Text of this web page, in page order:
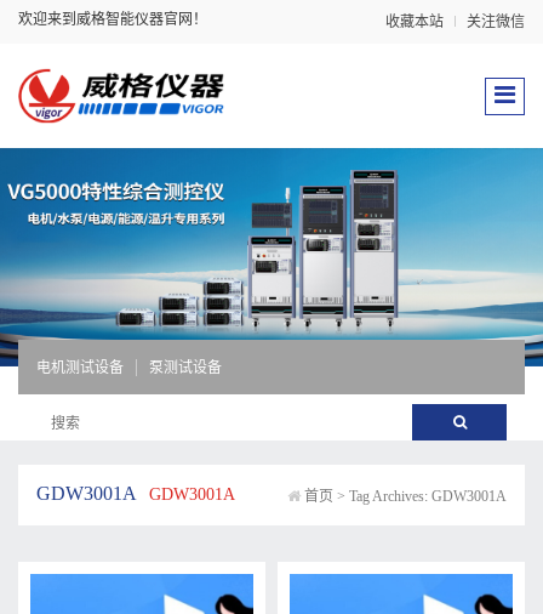
欢迎来到威格智能仪器官网！ 收藏本站 关注微信
电机测试设备 泵测试设备
GDW3001A GDW3001A 首页 > Tag Archives: GDW3001A